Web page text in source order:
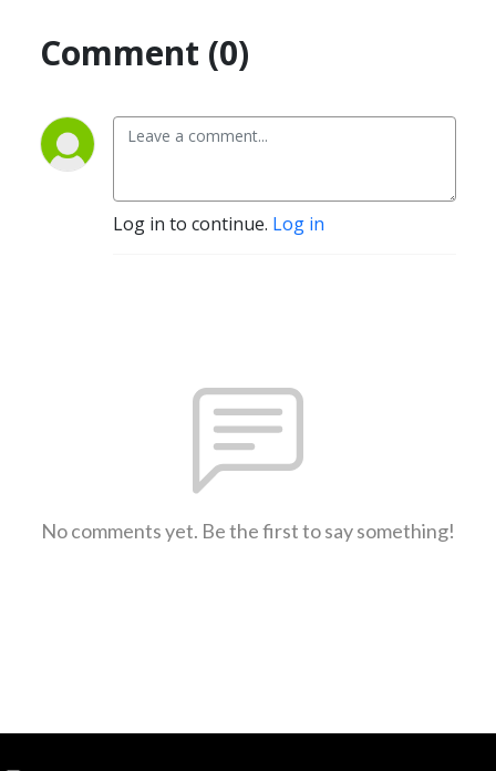
Comment (0)
Log in to continue. Log in
No comments yet. Be the first to say something!